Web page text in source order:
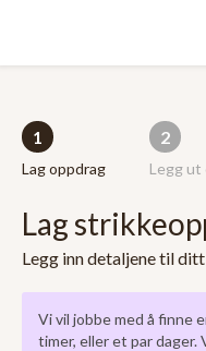
1
Lag oppdrag
2
Legg ut
Lag
Legg inn detaljene til
Vi vil jobbe med å finne
timer, eller et par